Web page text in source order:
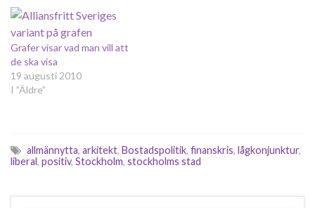
hoppas att studentkårerna
kan fortsätta att locka
medlemmar genom att vara…
Grafer visar vad man vill att
de ska visa
19 augusti 2010
I ”Äldre”
allmännytta, arkitekt, Bostadspolitik, finanskris, lågkonjunktur,
liberal, positiv, Stockholm, stockholms stad